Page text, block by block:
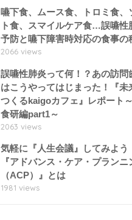
嚥下食、ムース食、トロミ食、
ト食、スマイルケア食…誤嚥性
予防と嚥下障害時対応の食事の
2066 views
誤嚥性肺炎って何！？あの訪問
はこうやってはじまった！『未
つくるkaigoカフェ』レポート
食研編part1～
2063 views
気軽に『人生会議』してみよう
『アドバンス・ケア・プランニ
（ACP）』とは
1981 views